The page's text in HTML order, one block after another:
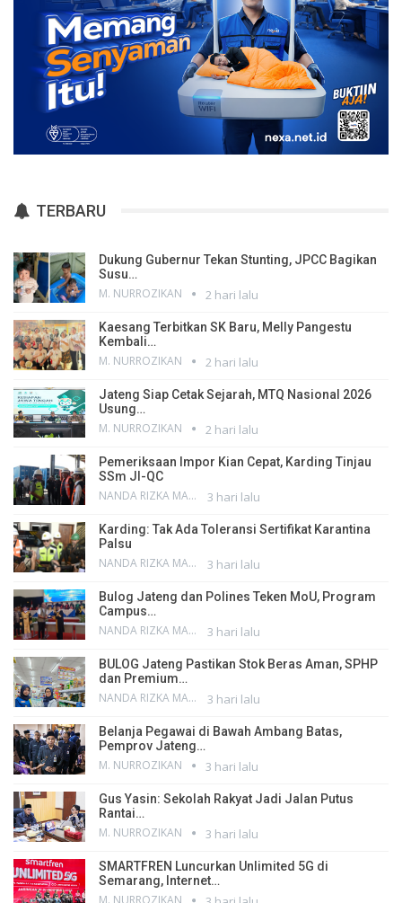
TERBARU
Dukung Gubernur Tekan Stunting, JPCC Bagikan
Susu…
M. NURROZIKAN 2 hari lalu
Kaesang Terbitkan SK Baru, Melly Pangestu
Kembali…
M. NURROZIKAN 2 hari lalu
Jateng Siap Cetak Sejarah, MTQ Nasional 2026
Usung…
M. NURROZIKAN 2 hari lalu
Pemeriksaan Impor Kian Cepat, Karding Tinjau
SSm JI-QC
NANDA RIZKA MAHENDRA 3 hari lalu
Karding: Tak Ada Toleransi Sertifikat Karantina
Palsu
NANDA RIZKA MAHENDRA 3 hari lalu
Bulog Jateng dan Polines Teken MoU, Program
Campus…
NANDA RIZKA MAHENDRA 3 hari lalu
BULOG Jateng Pastikan Stok Beras Aman, SPHP
dan Premium…
NANDA RIZKA MAHENDRA 3 hari lalu
Belanja Pegawai di Bawah Ambang Batas,
Pemprov Jateng…
M. NURROZIKAN 3 hari lalu
Gus Yasin: Sekolah Rakyat Jadi Jalan Putus
Rantai…
M. NURROZIKAN 3 hari lalu
SMARTFREN Luncurkan Unlimited 5G di
Semarang, Internet…